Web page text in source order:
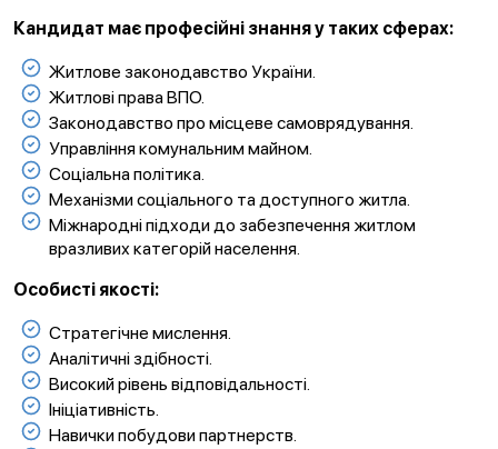
Кандидат має професійні знання у таких сферах:
Житлове законодавство України.
Житлові права ВПО.
Законодавство про місцеве самоврядування.
Управління комунальним майном.
Соціальна політика.
Механізми соціального та доступного житла.
Міжнародні підходи до забезпечення житлом
вразливих категорій населення.
Особисті якості:
Стратегічне мислення.
Аналітичні здібності.
Високий рівень відповідальності.
Ініціативність.
Навички побудови партнерств.